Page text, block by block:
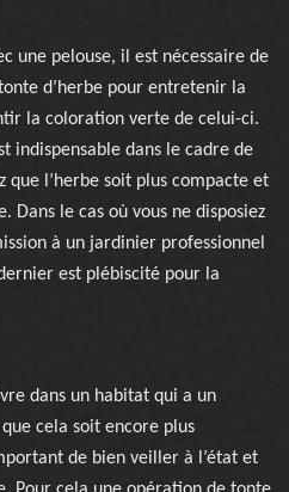
une pelouse, il est nécessaire de
d’herbe pour entretenir la
la coloration verte de celui-ci.
indispensable dans le cadre de
que l’herbe soit plus compacte et
Dans le cas où vous ne disposiez
à un jardinier professionnel
est plébiscité pour la
dans un habitat qui a un
cela soit encore plus
de bien veiller à l’état et